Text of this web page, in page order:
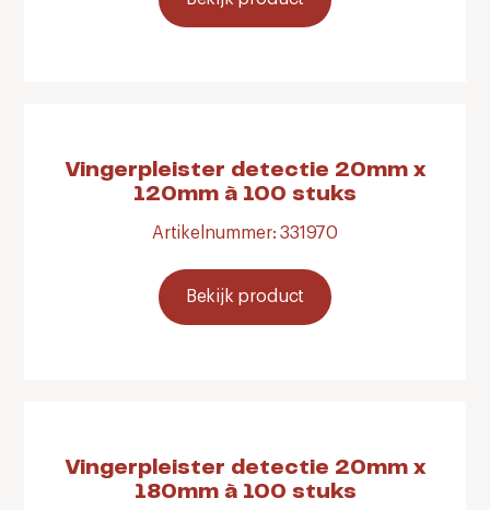
Vingerpleister detectie 20mm x
120mm à 100 stuks
Artikelnummer: 331970
Bekijk product
Vingerpleister detectie 20mm x
180mm à 100 stuks